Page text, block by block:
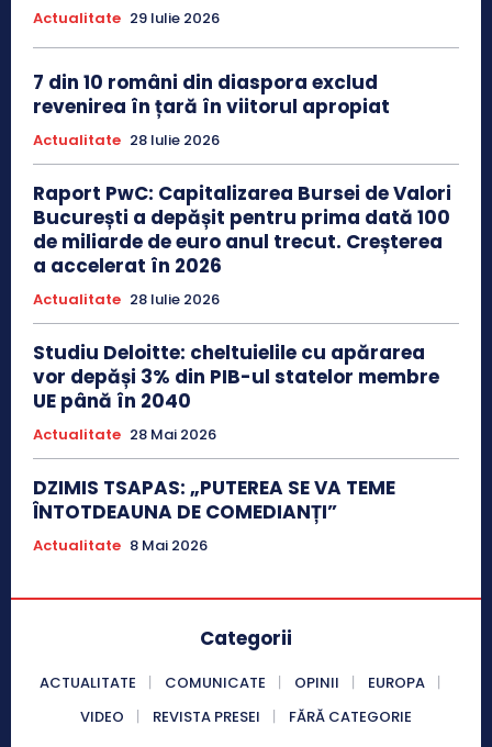
Actualitate 29 Iulie 2026
7 din 10 români din diaspora exclud
revenirea în țară în viitorul apropiat
Actualitate 28 Iulie 2026
Raport PwC: Capitalizarea Bursei de Valori
București a depășit pentru prima dată 100
de miliarde de euro anul trecut. Creșterea
a accelerat în 2026
Actualitate 28 Iulie 2026
Studiu Deloitte: cheltuielile cu apărarea
vor depăși 3% din PIB-ul statelor membre
UE până în 2040
Actualitate 28 Mai 2026
DZIMIS TSAPAS: „PUTEREA SE VA TEME
ÎNTOTDEAUNA DE COMEDIANȚI”
Actualitate 8 Mai 2026
Categorii
ACTUALITATE COMUNICATE OPINII
EUROPA
VIDEO
REVISTA PRESEI FĂRĂ CATEGORIE